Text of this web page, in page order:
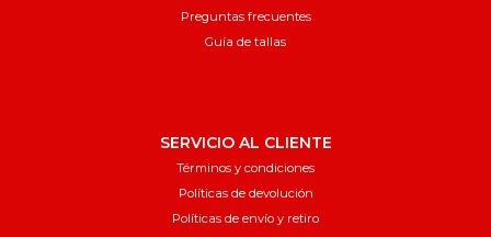
Preguntas frecuentes
Guía de tallas
SERVICIO AL CLIENTE
Términos y condiciones
Políticas de devolución
Políticas de envío y retiro